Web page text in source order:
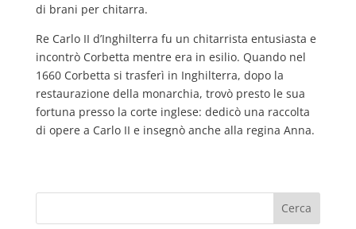
di brani per chitarra.
Re Carlo II d’Inghilterra fu un chitarrista entusiasta e
incontrò Corbetta mentre era in esilio. Quando nel
1660 Corbetta si trasferì in Inghilterra, dopo la
restaurazione della monarchia, trovò presto le sua
fortuna presso la corte inglese: dedicò una raccolta
di opere a Carlo II e insegnò anche alla regina Anna.